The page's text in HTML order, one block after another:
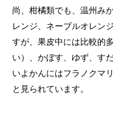
尚、柑橘類でも、温州み
レンジ、ネーブルオレン
すが、果皮中には比較的
い）、かぼす、ゆず、す
いよかんにはフラノクマ
と見られています。